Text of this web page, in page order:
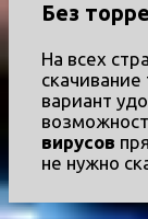
Без
На всех
вариант
вирусов
не нужно